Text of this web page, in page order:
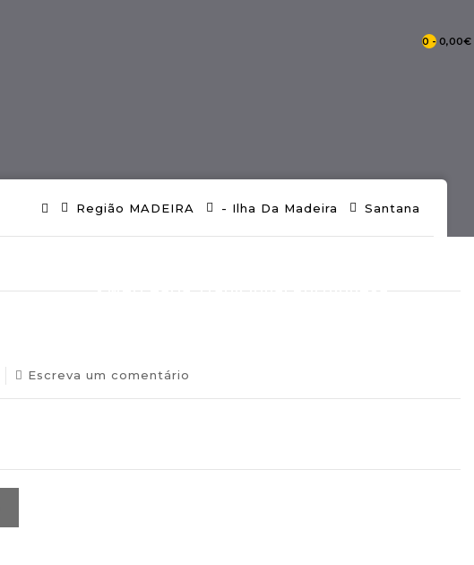
0 - 0,00€
- Mercearia Tradicional Portuguesa
Região MADEIRA - Ilha Da Madeira Santana
Escreva um comentário